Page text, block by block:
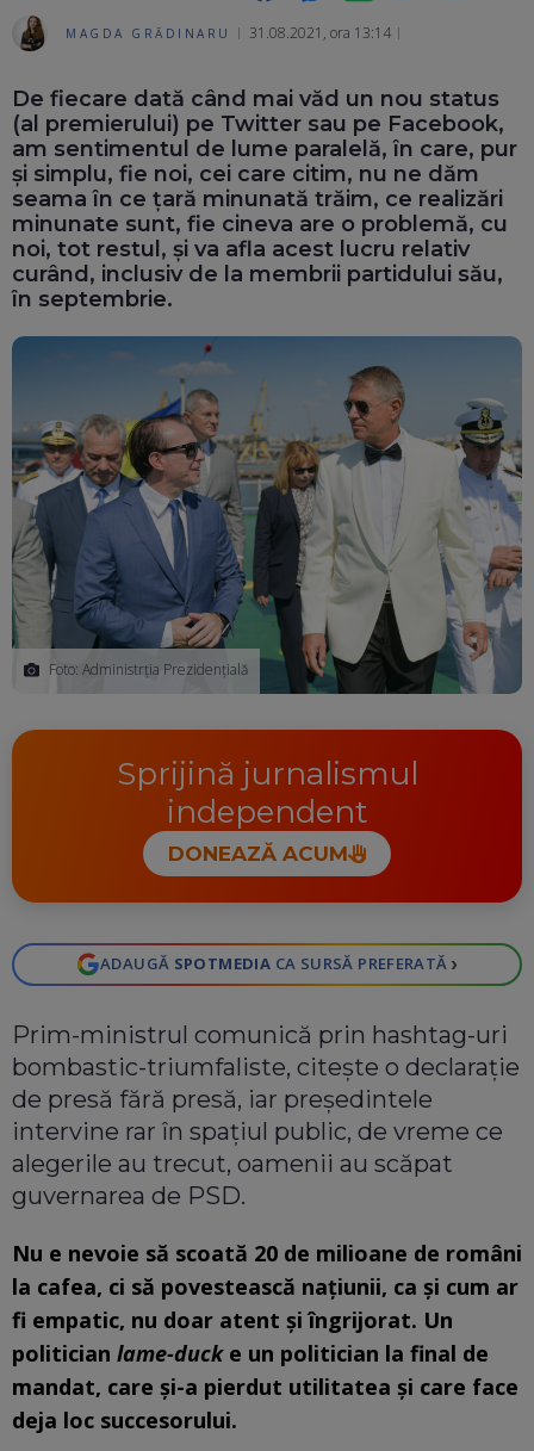
MAGDA GRĂDINARU 31.08.2021, ora 13:14
De fiecare dată când mai văd un nou status
(al premierului) pe Twitter sau pe Facebook,
am sentimentul de lume paralelă, în care, pur
și simplu, fie noi, cei care citim, nu ne dăm
seama în ce țară minunată trăim, ce realizări
minunate sunt, fie cineva are o problemă, cu
noi, tot restul, și va afla acest lucru relativ
curând, inclusiv de la membrii partidului său,
în septembrie.
Foto: Administrția Prezidențială
Sprijină jurnalismul
independent
DONEAZĂ ACUM
ADAUGĂ SPOTMEDIA CA SURSĂ PREFERATĂ ›
Prim-ministrul comunică prin hashtag-uri
bombastic-triumfaliste, citește o declarație
de presă fără presă, iar președintele
intervine rar în spațiul public, de vreme ce
alegerile au trecut, oamenii au scăpat
guvernarea de PSD.
Nu e nevoie să scoată 20 de milioane de români
la cafea, ci să povestească națiunii, ca și cum ar
fi empatic, nu doar atent și îngrijorat. Un
politician lame-ducke un politician la final de
mandat, care și-a pierdut utilitatea și care face
deja loc succesorului.